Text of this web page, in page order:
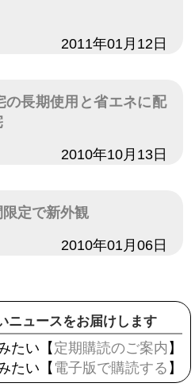
2011年01月12日
の長期使用と省エネに配
2010年10月13日
定で新外観
2010年01月06日
ニュースをお届けします
たい【 定期購読のご案内 】
たい【 電子版で購読する 】